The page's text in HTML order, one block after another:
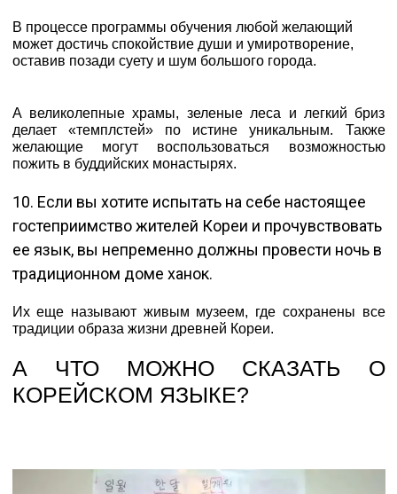
В процессе программы обучения любой желающий
может достичь спокойствие души и умиротворение,
оставив позади суету и шум большого города.
А великолепные храмы, зеленые леса и легкий бриз
делает «темплстей» по истине уникальным. Также
желающие могут воспользоваться возможностью
пожить в буддийских монастырях.
10. Если вы хотите испытать на себе настоящее
гостеприимство жителей Кореи и прочувствовать
ее язык, вы непременно должны провести ночь в
традиционном доме ханок.
Их еще называют живым музеем, где сохранены все
традиции образа жизни древней Кореи.
А ЧТО МОЖНО СКАЗАТЬ О
КОРЕЙСКОМ ЯЗЫКЕ?